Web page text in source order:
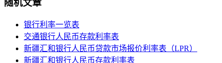
随机文章
银行利率一览表
交通银行人民币存款利率表
新疆汇和银行人民币贷款市场报价利率表（LPR）
新疆汇和银行人民币存款利率表